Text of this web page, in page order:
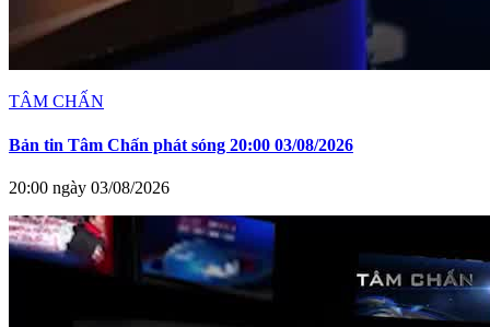
TÂM CHẤN
Bản tin Tâm Chấn phát sóng 20:00 03/08/2026
20:00 ngày 03/08/2026